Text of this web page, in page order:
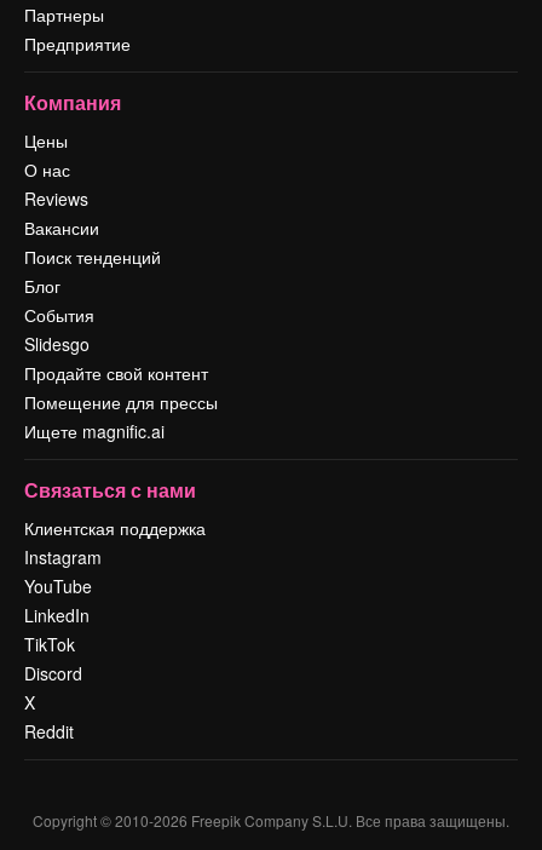
Партнеры
Предприятие
Компания
Цены
О нас
Reviews
Вакансии
Поиск тенденций
Блог
События
Slidesgo
Продайте свой контент
Помещение для прессы
Ищете magnific.ai
Связаться с нами
Клиентская поддержка
Instagram
YouTube
LinkedIn
TikTok
Discord
X
Reddit
Copyright © 2010-2026 Freepik Company S.L.U. Все права защищены.